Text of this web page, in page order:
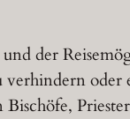
der
verhindern oder